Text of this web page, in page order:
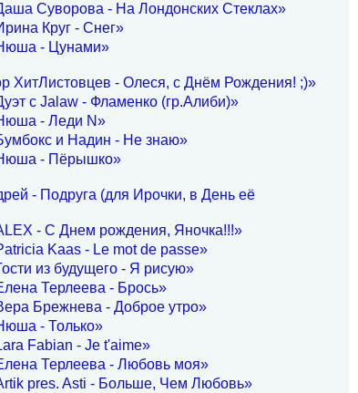
Суворова - На Лондонских Стеклах»
Круг - Снег»
- Цунами»
ХитЛистовцев - Олеся, с Днём Рождения! ;)»
с Jalaw - Фламенко (гр.Алиби)»
- Леди N»
и Надин - Не знаю»
- Пёрышко»
- Подруга (для Ирочки, в День её
- С Днем рождения, Яночка!!!»
Kaas - Le mot de passe»
из будущего - Я рисую»
Терлеева - Брось»
Брежнева - Доброе утро»
- Только»
Fabian - Je t'aime»
Терлеева - Любовь моя»
pres. Asti - Больше, Чем Любовь»